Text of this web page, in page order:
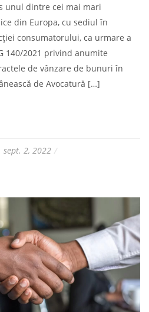
unul dintre cei mai mari
din Europa, cu sediul în
consumatorului, ca urmare a
140/2021 privind anumite
de vânzare de bunuri în
de Avocatură […]
sept. 2, 2022